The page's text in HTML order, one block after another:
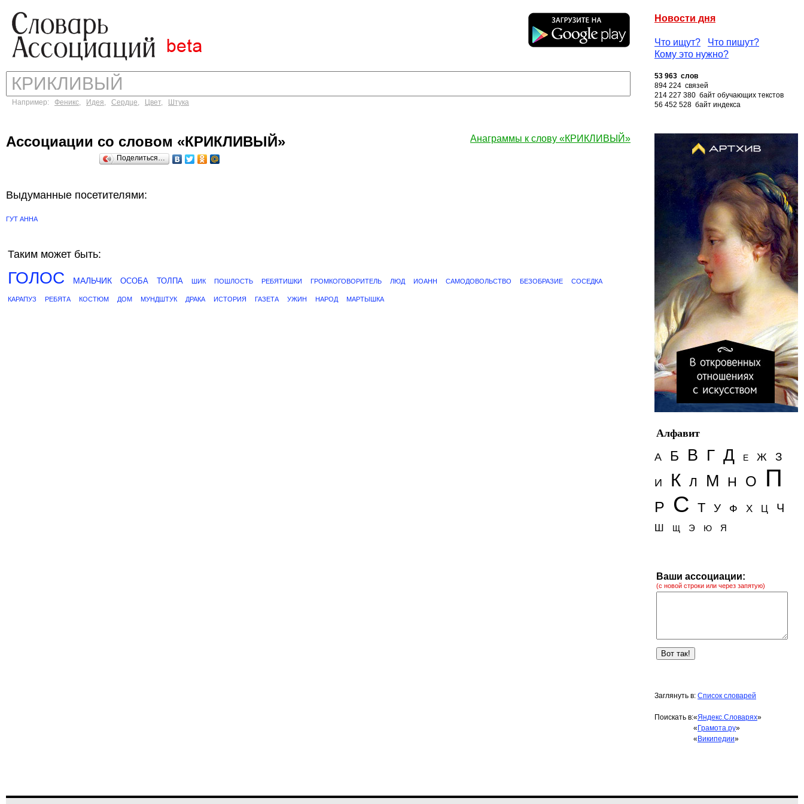
Новости дня
Что ищут?
Что пишут?
Кому это нужно?
Например: Феникс, Идея, Сердце, Цвет, Штука
53 963 слов
894 224 связей
214 227 380 байт обучающих текстов
56 452 528 байт индекса
Анаграммы к слову «КРИКЛИВЫЙ»
Ассоциации со словом «КРИКЛИВЫЙ»
Поделиться…
Выдуманные посетителями:
ГУТ АННА
Таким может быть:
ГОЛОС МАЛЬЧИК ОСОБА ТОЛПА ШИК ПОШЛОСТЬ РЕБЯТИШКИ ГРОМКОГОВОРИТЕЛЬ ЛЮД ИОАНН САМОДОВОЛЬСТВО БЕЗОБРАЗИЕ СОСЕДКА
КАРАПУЗ РЕБЯТА КОСТЮМ ДОМ МУНДШТУК ДРАКА ИСТОРИЯ ГАЗЕТА УЖИН НАРОД МАРТЫШКА
Алфавит
А
Б В Г Д Е Ж З
И К Л М Н О П
Р С Т У Ф Х Ц Ч
Ш Щ Э Ю Я
Ваши ассоциации:
(с новой строки или через запятую)
Заглянуть в: Список словарей
Поискать в:«Яндекс.Словарях»
« Грамота.ру»
« Википедии»